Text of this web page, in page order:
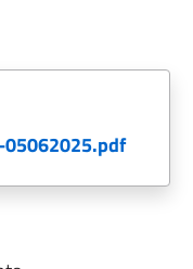
05062025.pdf